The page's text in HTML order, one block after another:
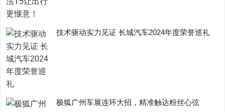
技术驱动实力见证 长城汽车2024年度荣誉巡礼
极狐广州车展连环大招，精准触达粉丝心弦